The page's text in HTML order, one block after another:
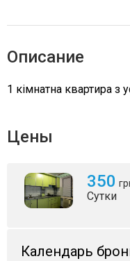
Описание
1 кімнатна квартира з
Цены
350
Сутки
Календарь